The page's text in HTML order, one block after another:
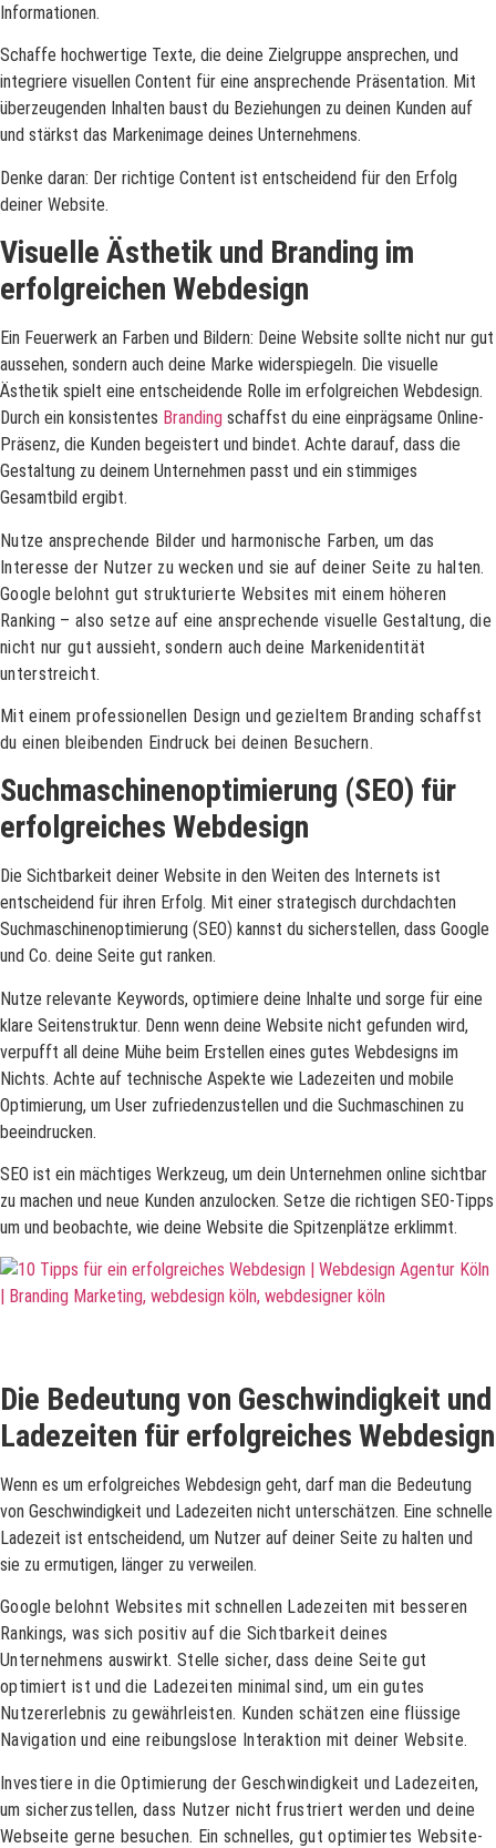
Informationen.
Schaffe hochwertige Texte, die deine Zielgruppe ansprechen, und
integriere visuellen Content für eine ansprechende Präsentation. Mit
überzeugenden Inhalten baust du Beziehungen zu deinen Kunden auf
und stärkst das Markenimage deines Unternehmens.
Denke daran: Der richtige Content ist entscheidend für den Erfolg
deiner Website.
Visuelle Ästhetik und Branding im
erfolgreichen Webdesign
Ein Feuerwerk an Farben und Bildern: Deine Website sollte nicht nur gut
aussehen, sondern auch deine Marke widerspiegeln. Die visuelle
Ästhetik spielt eine entscheidende Rolle im erfolgreichen Webdesign.
Durch ein konsistentes Branding schaffst du eine einprägsame Online-
Präsenz, die Kunden begeistert und bindet. Achte darauf, dass die
Gestaltung zu deinem Unternehmen passt und ein stimmiges
Gesamtbild ergibt.
Nutze ansprechende Bilder und harmonische Farben, um das
Interesse der Nutzer zu wecken und sie auf deiner Seite zu halten.
Google belohnt gut strukturierte Websites mit einem höheren
Ranking – also setze auf eine ansprechende visuelle Gestaltung, die
nicht nur gut aussieht, sondern auch deine Markenidentität
unterstreicht.
Mit einem professionellen Design und gezieltem Branding schaffst
du einen bleibenden Eindruck bei deinen Besuchern.
Suchmaschinenoptimierung (SEO) für
erfolgreiches Webdesign
Die Sichtbarkeit deiner Website in den Weiten des Internets ist
entscheidend für ihren Erfolg. Mit einer strategisch durchdachten
Suchmaschinenoptimierung (SEO) kannst du sicherstellen, dass Google
und Co. deine Seite gut ranken.
Nutze relevante Keywords, optimiere deine Inhalte und sorge für eine
klare Seitenstruktur. Denn wenn deine Website nicht gefunden wird,
verpufft all deine Mühe beim Erstellen eines gutes Webdesigns im
Nichts. Achte auf technische Aspekte wie Ladezeiten und mobile
Optimierung, um User zufriedenzustellen und die Suchmaschinen zu
beeindrucken.
SEO ist ein mächtiges Werkzeug, um dein Unternehmen online sichtbar
zu machen und neue Kunden anzulocken. Setze die richtigen SEO-Tipps
um und beobachte, wie deine Website die Spitzenplätze erklimmt.
Die Bedeutung von Geschwindigkeit und
Ladezeiten für erfolgreiches Webdesign
Wenn es um erfolgreiches Webdesign geht, darf man die Bedeutung
von Geschwindigkeit und Ladezeiten nicht unterschätzen. Eine schnelle
Ladezeit ist entscheidend, um Nutzer auf deiner Seite zu halten und
sie zu ermutigen, länger zu verweilen.
Google belohnt Websites mit schnellen Ladezeiten mit besseren
Rankings, was sich positiv auf die Sichtbarkeit deines
Unternehmens auswirkt. Stelle sicher, dass deine Seite gut
optimiert ist und die Ladezeiten minimal sind, um ein gutes
Nutzererlebnis zu gewährleisten. Kunden schätzen eine flüssige
Navigation und eine reibungslose Interaktion mit deiner Website.
Investiere in die Optimierung der Geschwindigkeit und Ladezeiten,
um sicherzustellen, dass Nutzer nicht frustriert werden und deine
Webseite gerne besuchen. Ein schnelles, gut optimiertes Website-